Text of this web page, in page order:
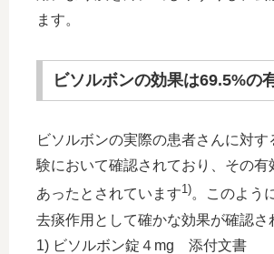
ます。
ビソルボンの効果は69.5%の
ビソルボンの実際の患者さんに対
験において確認されており、その有
あったとされています1)。このよう
去痰作用として確かな効果が確認さ
1) ビソルボン錠４mg 添付文書